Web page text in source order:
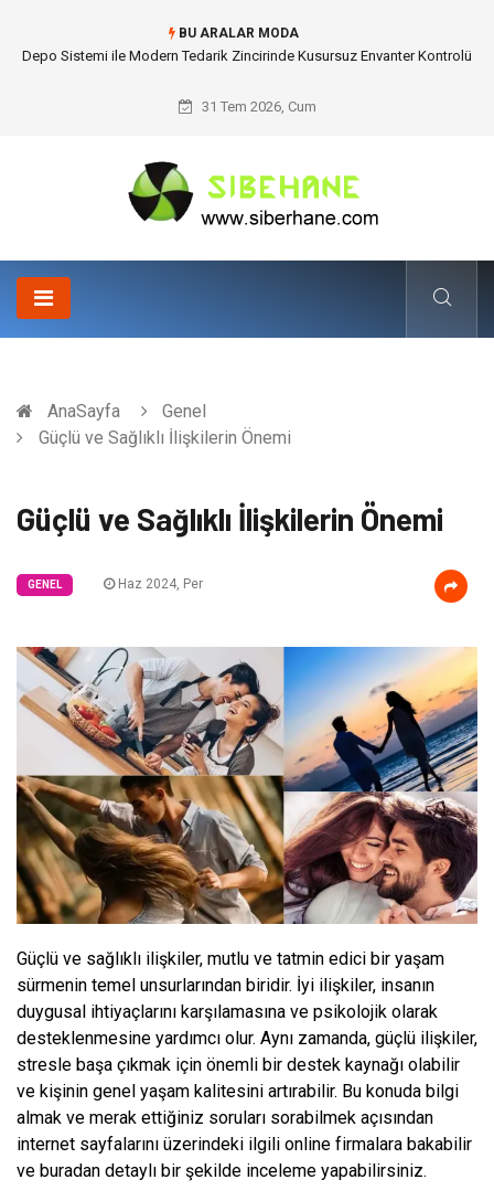
BU ARALAR MODA
Akrilik Boyama Seti ile Evinizde Dijitalden Uzak Bir Deşarj Alanı Tasarlayın
31 Tem 2026, Cum
AnaSayfa
Genel
Güçlü ve Sağlıklı İlişkilerin Önemi
Güçlü ve Sağlıklı İlişkilerin Önemi
GENEL Haz 2024, Per
Güçlü ve sağlıklı ilişkiler, mutlu ve tatmin edici bir yaşam
sürmenin temel unsurlarından biridir. İyi ilişkiler, insanın
duygusal ihtiyaçlarını karşılamasına ve psikolojik olarak
desteklenmesine yardımcı olur. Aynı zamanda, güçlü ilişkiler,
stresle başa çıkmak için önemli bir destek kaynağı olabilir
ve kişinin genel yaşam kalitesini artırabilir. Bu konuda bilgi
almak ve merak ettiğiniz soruları sorabilmek açısından
internet sayfalarını üzerindeki ilgili online firmalara bakabilir
ve buradan detaylı bir şekilde inceleme yapabilirsiniz.